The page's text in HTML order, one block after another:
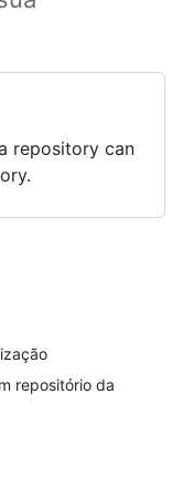
repository can
repositório da